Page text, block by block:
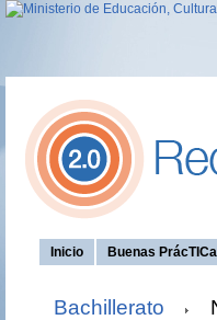
Inicio Buenas
Bachillerato